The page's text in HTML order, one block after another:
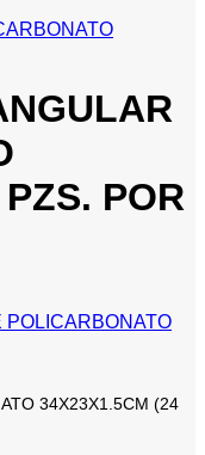
POR
POLICARBONATO
34X23X1.5CM (24